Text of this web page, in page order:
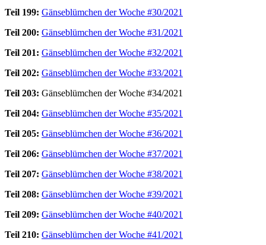
Teil 199: Gänseblümchen der Woche #30/2021
Teil 200: Gänseblümchen der Woche #31/2021
Teil 201: Gänseblümchen der Woche #32/2021
Teil 202: Gänseblümchen der Woche #33/2021
Teil 203: Gänseblümchen der Woche #34/2021
Teil 204: Gänseblümchen der Woche #35/2021
Teil 205: Gänseblümchen der Woche #36/2021
Teil 206: Gänseblümchen der Woche #37/2021
Teil 207: Gänseblümchen der Woche #38/2021
Teil 208: Gänseblümchen der Woche #39/2021
Teil 209: Gänseblümchen der Woche #40/2021
Teil 210: Gänseblümchen der Woche #41/2021